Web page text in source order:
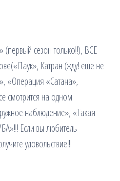
сезон только!!), ВСЕ
Катран (жду! еще не
«Операция «Сатана»,
на одном
наблюдение», «Такая
Если вы любитель
удовольствие!!!